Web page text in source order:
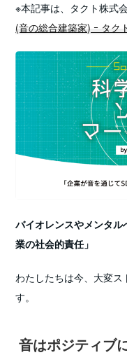
※本記事は、タクト株式
(音の総合建築家) ｰ タク
バイオレンスやメンタ
業の社会的責任」
わたしたちは今、大変
す。
音はポジティブ